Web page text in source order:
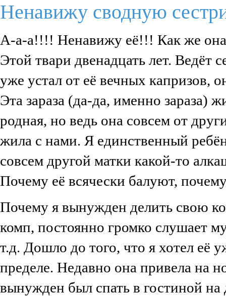
Ненавижу сводную
А-а-а!!!! Ненавижу её!!! Как же она
Этой твари двенадцать лет. Ведёт
уже устал от её вечных капризов,
Эта зараза (да-да, именно зараза)
родная, но ведь она совсем от
жила с нами. Я единственный
совсем другой матки какой-то
Почему её всячески балуют,
Почему я вынужден делить свою
комп, постоянно громко слушает
т.д. Дошло до того, что я хотел
пределе. Недавно она привела на
вынужден был спать в гостиной на